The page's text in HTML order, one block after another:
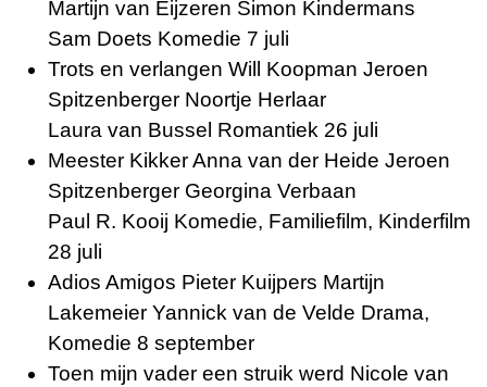
Martijn van Eijzeren Simon Kindermans
Sam Doets Komedie 7 juli
Trots en verlangen Will Koopman Jeroen
Spitzenberger Noortje Herlaar
Laura van Bussel Romantiek 26 juli
Meester Kikker Anna van der Heide Jeroen
Spitzenberger Georgina Verbaan
Paul R. Kooij Komedie, Familiefilm, Kinderfilm
28 juli
Adios Amigos Pieter Kuijpers Martijn
Lakemeier Yannick van de Velde Drama,
Komedie 8 september
Toen mijn vader een struik werd Nicole van